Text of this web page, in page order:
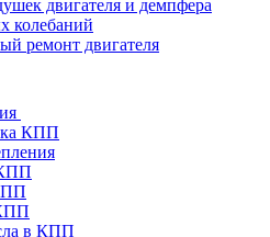
двигателя и демпфера
колебаний
ремонт двигателя
КПП
в КПП